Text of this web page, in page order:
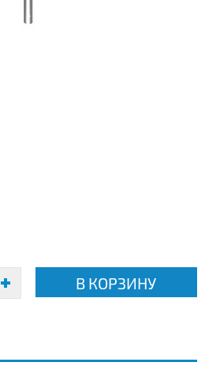
В КОРЗИНУ